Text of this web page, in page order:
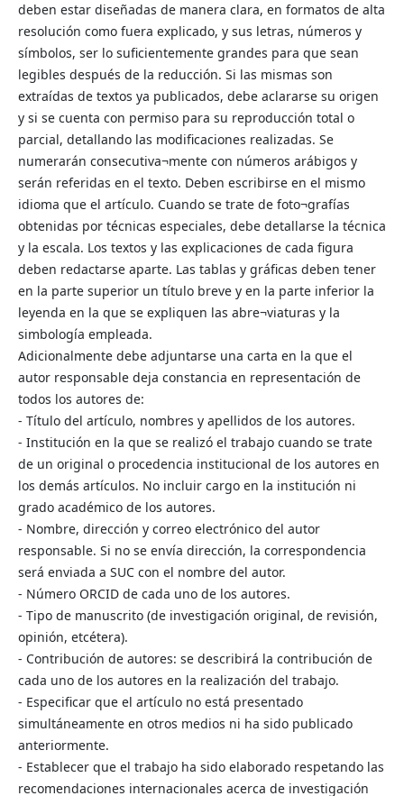
deben estar diseñadas de manera clara, en formatos de alta
resolución como fuera explicado, y sus letras, números y
símbolos, ser lo suficientemente grandes para que sean
legibles después de la reducción. Si las mismas son
extraídas de textos ya publicados, debe aclararse su origen
y si se cuenta con permiso para su reproducción total o
parcial, detallando las modificaciones realizadas. Se
numerarán consecutiva¬mente con números arábigos y
serán referidas en el texto. Deben escribirse en el mismo
idioma que el artículo. Cuando se trate de foto¬grafías
obtenidas por técnicas especiales, debe detallarse la técnica
y la escala. Los textos y las explicaciones de cada figura
deben redactarse aparte. Las tablas y gráficas deben tener
en la parte superior un título breve y en la parte inferior la
leyenda en la que se expliquen las abre¬viaturas y la
simbología empleada.
Adicionalmente debe adjuntarse una carta en la que el
autor responsable deja constancia en representación de
todos los autores de:
- Título del artículo, nombres y apellidos de los autores.
- Institución en la que se realizó el trabajo cuando se trate
de un original o procedencia institucional de los autores en
los demás artículos. No incluir cargo en la institución ni
grado académico de los autores.
- Nombre, dirección y correo electrónico del autor
responsable. Si no se envía dirección, la correspondencia
será enviada a SUC con el nombre del autor.
- Número ORCID de cada uno de los autores.
- Tipo de manuscrito (de investigación original, de revisión,
opinión, etcétera).
- Contribución de autores: se describirá la contribución de
cada uno de los autores en la realización del trabajo.
- Especificar que el artículo no está presentado
simultáneamente en otros medios ni ha sido publicado
anteriormente.
- Establecer que el trabajo ha sido elaborado respetando las
recomendaciones internacionales acerca de investigación